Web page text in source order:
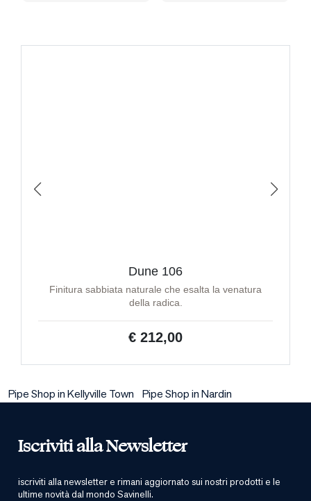
Dune 106
Finitura sabbiata naturale che esalta la venatura
della radica.
€ 212,00
Pipe Shop in Kellyville Town Pipe Shop in Nardin
Iscriviti alla Newsletter
iscriviti alla newsletter e rimani aggiornato sui nostri prodotti e le
ultime novità dal mondo Savinelli.